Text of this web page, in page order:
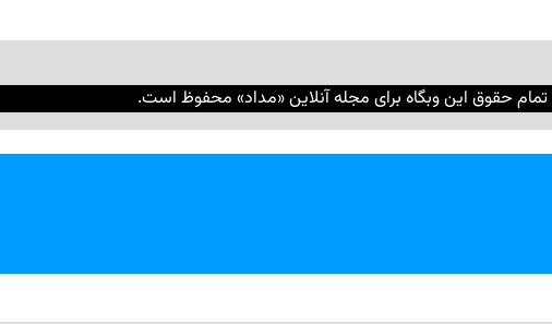
تمام حقوق این وبگاه برای مجله آنلاین «مداد» محفوظ است.